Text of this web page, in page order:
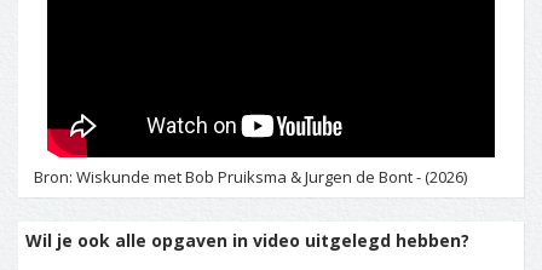
Bron: Wiskunde met Bob Pruiksma & Jurgen de Bont - (2026)
Wil je ook alle opgaven in video uitgelegd hebben?